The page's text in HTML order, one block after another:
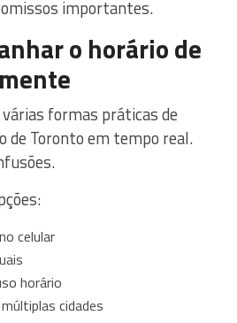
importantes.
o horário de
formas práticas de
de Toronto em tempo real.
celular
horário
cidades